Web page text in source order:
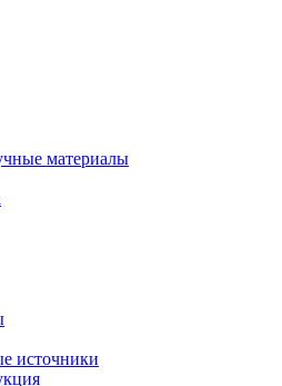
материалы
источники